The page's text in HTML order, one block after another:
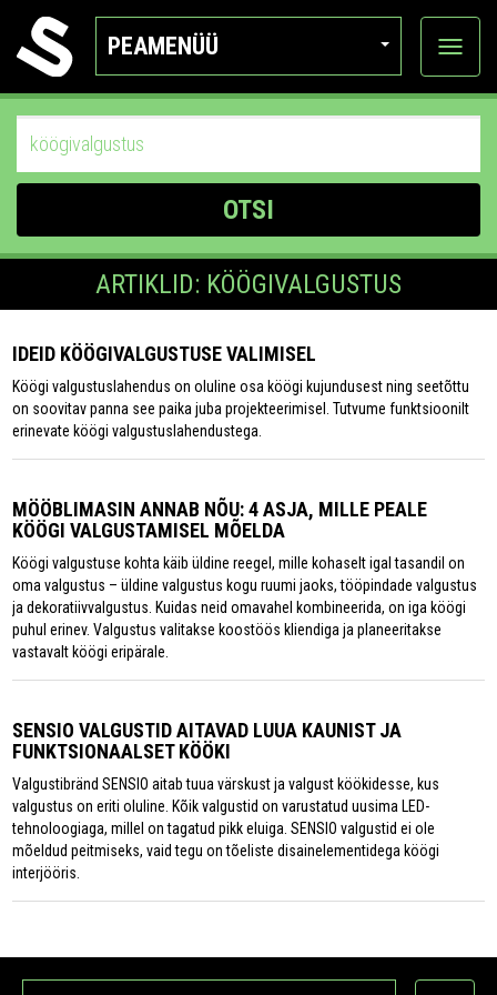
PEAMENÜÜ
Ava
OTSI
ARTIKLID: KÖÖGIVALGUSTUS
IDEID KÖÖGIVALGUSTUSE VALIMISEL
Köögi valgustuslahendus on oluline osa köögi kujundusest ning seetõttu
on soovitav panna see paika juba projekteerimisel. Tutvume funktsioonilt
erinevate köögi valgustuslahendustega.
MÖÖBLIMASIN ANNAB NÕU: 4 ASJA, MILLE PEALE
KÖÖGI VALGUSTAMISEL MÕELDA
Köögi valgustuse kohta käib üldine reegel, mille kohaselt igal tasandil on
oma valgustus – üldine valgustus kogu ruumi jaoks, tööpindade valgustus
ja dekoratiivvalgustus. Kuidas neid omavahel kombineerida, on iga köögi
puhul erinev. Valgustus valitakse koostöös kliendiga ja planeeritakse
vastavalt köögi eripärale.
SENSIO VALGUSTID AITAVAD LUUA KAUNIST JA
FUNKTSIONAALSET KÖÖKI
Valgustibränd SENSIO aitab tuua värskust ja valgust köökidesse, kus
valgustus on eriti oluline. Kõik valgustid on varustatud uusima LED-
tehnoloogiaga, millel on tagatud pikk eluiga. SENSIO valgustid ei ole
mõeldud peitmiseks, vaid tegu on tõeliste disainelementidega köögi
interjööris.